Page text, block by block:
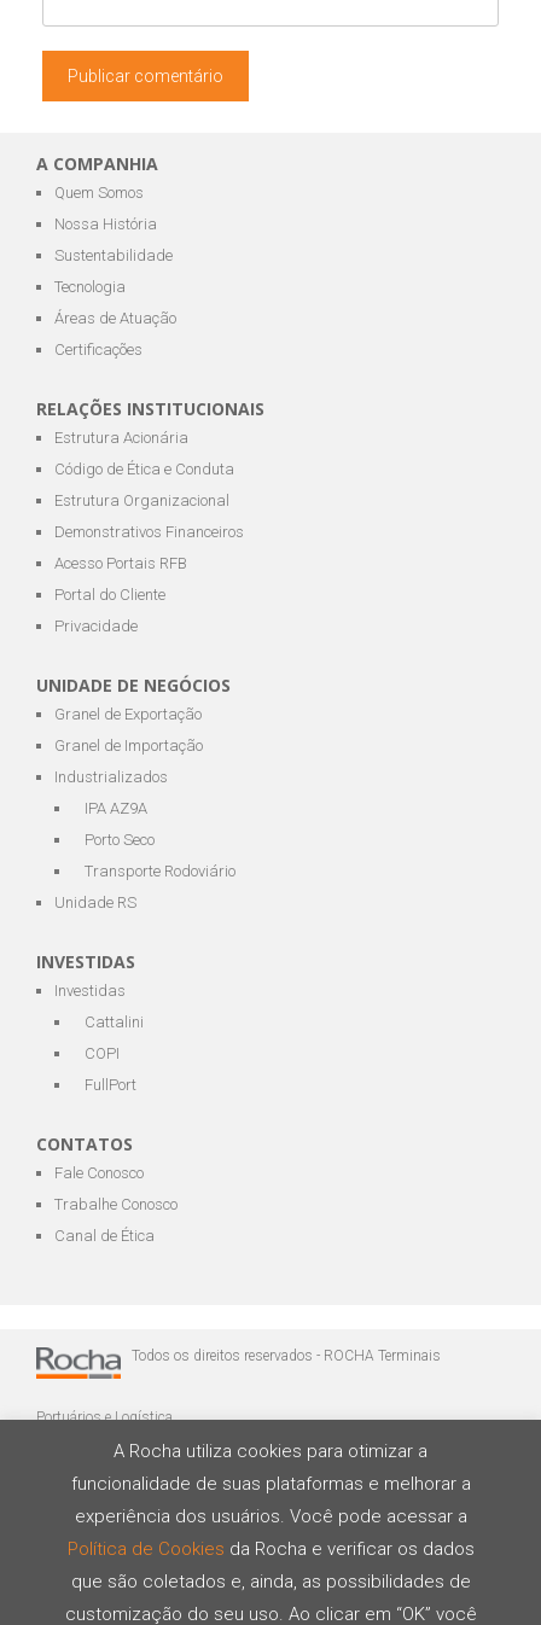
A COMPANHIA
Quem Somos
Nossa História
Sustentabilidade
Tecnologia
Áreas de Atuação
Certificações
RELAÇÕES INSTITUCIONAIS
Estrutura Acionária
Código de Ética e Conduta
Estrutura Organizacional
Demonstrativos Financeiros
Acesso Portais RFB
Portal do Cliente
Privacidade
UNIDADE DE NEGÓCIOS
Granel de Exportação
Granel de Importação
Industrializados
IPA AZ9A
Porto Seco
Transporte Rodoviário
Unidade RS
INVESTIDAS
Investidas
Cattalini
COPI
FullPort
CONTATOS
Fale Conosco
Trabalhe Conosco
Canal de Ética
Todos os direitos reservados - ROCHA Terminais
Portuários e Logística
Desenvolvido por
A Rocha utiliza cookies para otimizar a
funcionalidade de suas plataformas e melhorar a
experiência dos usuários. Você pode acessar a
Política de Cookies da Rocha e verificar os dados
que são coletados e, ainda, as possibilidades de
customização do seu uso. Ao clicar em “OK” você